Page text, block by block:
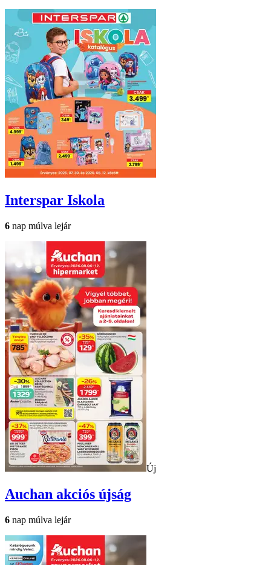
Interspar Iskola
6 nap múlva lejár
Új
Auchan akciós újság
6 nap múlva lejár